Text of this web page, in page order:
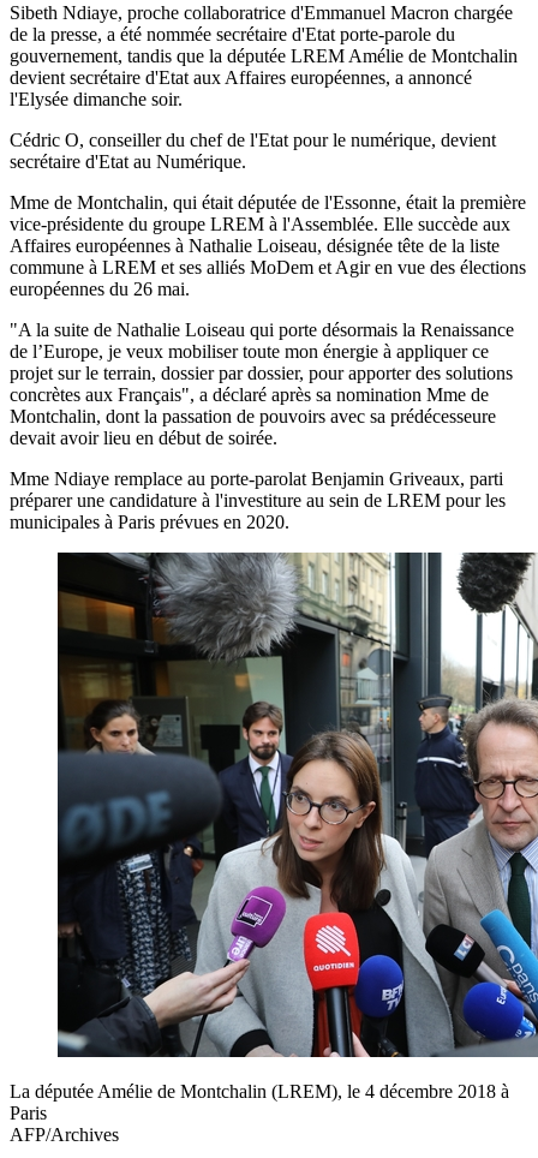
Sibeth Ndiaye, proche collaboratrice d'Emmanuel Macron chargée
de la presse, a été nommée secrétaire d'Etat porte-parole du
gouvernement, tandis que la députée LREM Amélie de Montchalin
devient secrétaire d'Etat aux Affaires européennes, a annoncé
l'Elysée dimanche soir.
Cédric O, conseiller du chef de l'Etat pour le numérique, devient
secrétaire d'Etat au Numérique.
Mme de Montchalin, qui était députée de l'Essonne, était la première
vice-présidente du groupe LREM à l'Assemblée. Elle succède aux
Affaires européennes à Nathalie Loiseau, désignée tête de la liste
commune à LREM et ses alliés MoDem et Agir en vue des élections
européennes du 26 mai.
"A la suite de Nathalie Loiseau qui porte désormais la Renaissance
de l’Europe, je veux mobiliser toute mon énergie à appliquer ce
projet sur le terrain, dossier par dossier, pour apporter des solutions
concrètes aux Français", a déclaré après sa nomination Mme de
Montchalin, dont la passation de pouvoirs avec sa prédécesseure
devait avoir lieu en début de soirée.
Mme Ndiaye remplace au porte-parolat Benjamin Griveaux, parti
préparer une candidature à l'investiture au sein de LREM pour les
municipales à Paris prévues en 2020.
La députée Amélie de Montchalin (LREM), le 4 décembre 2018 à
Paris
AFP/Archives